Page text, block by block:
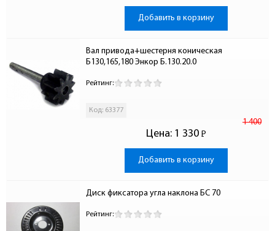
Добавить в корзину
Вал привода+шестерня коническая
Б130,165,180 Энкор Б.130.20.0
Рейтинг:
Код: 63377
Цена:
1 400
1 330 Р
-
Добавить в корзину
Диск фиксатора угла наклона БС 70
Рейтинг: